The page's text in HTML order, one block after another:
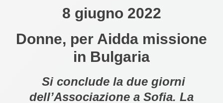
8 giugno 2022
Donne, per Aidda missione
in Bulgaria
Si conclude la due giorni
dell’Associazione a Sofia. La